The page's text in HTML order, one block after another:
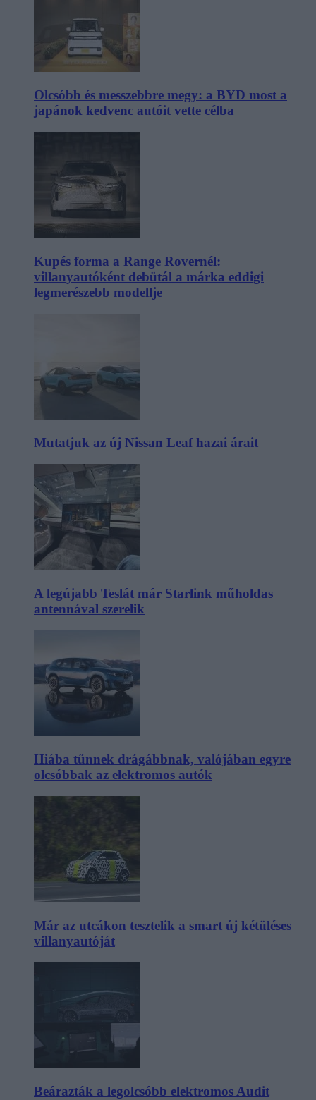
Olcsóbb és messzebbre megy: a BYD most a
japánok kedvenc autóit vette célba
Kupés forma a Range Rovernél:
villanyautóként debütál a márka eddigi
legmerészebb modellje
Mutatjuk az új Nissan Leaf hazai árait
A legújabb Teslát már Starlink műholdas
antennával szerelik
Hiába tűnnek drágábbnak, valójában egyre
olcsóbbak az elektromos autók
Már az utcákon tesztelik a smart új kétüléses
villanyautóját
Beárazták a legolcsóbb elektromos Audit